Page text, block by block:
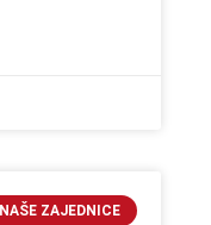
NAŠE ZAJEDNICE